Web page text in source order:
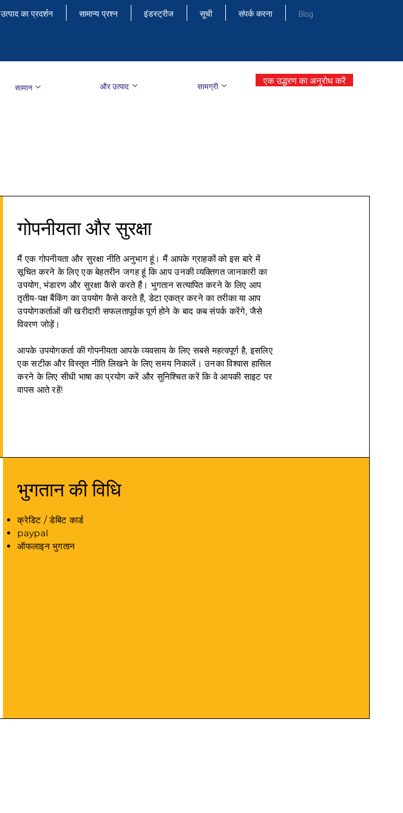
उत्पाद का प्रदर्शन सामान्य प्रश्न इंडस्ट्रीज सूची संपर्क करना Blog
सामान और उत्पाद सामग्री एक उद्धरण का अनुरोध करें
गोपनीयता और सुरक्षा
मैं एक गोपनीयता और सुरक्षा नीति अनुभाग हूं। मैं आपके ग्राहकों को इस बारे में
सूचित करने के लिए एक बेहतरीन जगह हूं कि आप उनकी व्यक्तिगत जानकारी का
उपयोग, भंडारण और सुरक्षा कैसे करते हैं। भुगतान सत्यापित करने के लिए आप
तृतीय-पक्ष बैंकिंग का उपयोग कैसे करते हैं, डेटा एकत्र करने का तरीका या आप
उपयोगकर्ताओं की खरीदारी सफलतापूर्वक पूर्ण होने के बाद कब संपर्क करेंगे, जैसे
विवरण जोड़ें।
आपके उपयोगकर्ता की गोपनीयता आपके व्यवसाय के लिए सबसे महत्वपूर्ण है, इसलिए
एक सटीक और विस्तृत नीति लिखने के लिए समय निकालें। उनका विश्वास हासिल
करने के लिए सीधी भाषा का प्रयोग करें और सुनिश्चित करें कि वे आपकी साइट पर
वापस आते रहें!
भुगतान की विधि
क्रेडिट / डेबिट कार्ड
paypal
ऑफलाइन भुगतान